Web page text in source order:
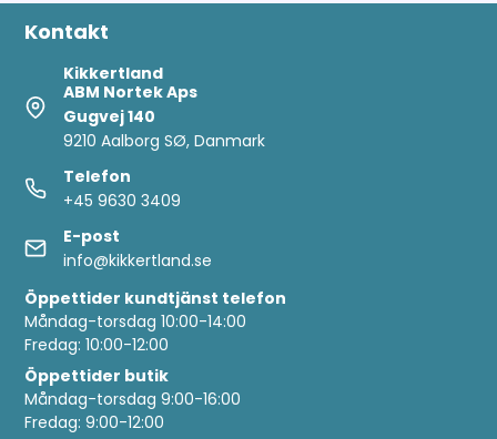
Kontakt
Kikkertland
ABM Nortek Aps
Gugvej 140
9210 Aalborg SØ, Danmark
Telefon
+45 9630 3409
E-post
info@kikkertland.se
Öppettider kundtjänst telefon
Måndag-torsdag 10:00-14:00
Fredag: 10:00-12:00
Öppettider butik
Måndag-torsdag 9:00-16:00
Fredag: 9:00-12:00